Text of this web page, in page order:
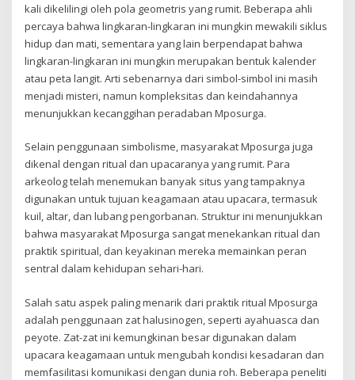
kali dikelilingi oleh pola geometris yang rumit. Beberapa ahli
percaya bahwa lingkaran-lingkaran ini mungkin mewakili siklus
hidup dan mati, sementara yang lain berpendapat bahwa
lingkaran-lingkaran ini mungkin merupakan bentuk kalender
atau peta langit. Arti sebenarnya dari simbol-simbol ini masih
menjadi misteri, namun kompleksitas dan keindahannya
menunjukkan kecanggihan peradaban Mposurga.
Selain penggunaan simbolisme, masyarakat Mposurga juga
dikenal dengan ritual dan upacaranya yang rumit. Para
arkeolog telah menemukan banyak situs yang tampaknya
digunakan untuk tujuan keagamaan atau upacara, termasuk
kuil, altar, dan lubang pengorbanan. Struktur ini menunjukkan
bahwa masyarakat Mposurga sangat menekankan ritual dan
praktik spiritual, dan keyakinan mereka memainkan peran
sentral dalam kehidupan sehari-hari.
Salah satu aspek paling menarik dari praktik ritual Mposurga
adalah penggunaan zat halusinogen, seperti ayahuasca dan
peyote. Zat-zat ini kemungkinan besar digunakan dalam
upacara keagamaan untuk mengubah kondisi kesadaran dan
memfasilitasi komunikasi dengan dunia roh. Beberapa peneliti